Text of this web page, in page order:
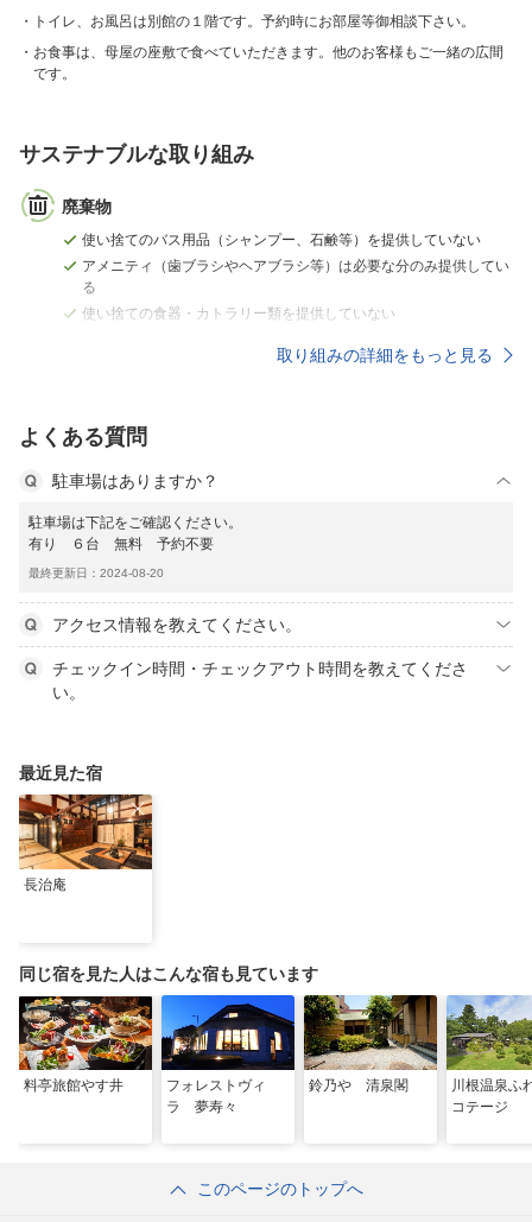
トイレ、お風呂は別館の１階です。予約時にお部屋等御相談下さい。
お食事は、母屋の座敷で食べていただきます。他のお客様もご一緒の広間
です。
サステナブルな取り組み
廃棄物
使い捨てのバス用品（シャンプー、石鹸等）を提供していない
アメニティ（歯ブラシやヘアブラシ等）は必要な分のみ提供してい
る
使い捨ての食器・カトラリー類を提供していない
取り組みの詳細をもっと見る
よくある質問
駐車場はありますか？
駐車場は下記をご確認ください。
有り ６台 無料 予約不要
最終更新日：2024-08-20
アクセス情報を教えてください。
チェックイン時間・チェックアウト時間を教えてくださ
い。
最近見た宿
長治庵
同じ宿を見た人はこんな宿も見ています
料亭旅館やす井
フォレストヴィ
ラ 夢寿々
鈴乃や 清泉閣
川根温泉ふ
コテージ
このページのトップへ